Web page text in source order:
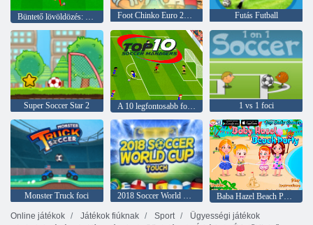
Foot Chinko Euro 2016 Futás Futball
Super Soccer Star 2 A 10 legfontosabb focimenedzser 1 vs 1 foci
Monster Truck foci 2018 Soccer World Cup Touch
Baba Hazel Beach Party
Online játékok
Játékok fiúknak Sport
Ügyességi játékok